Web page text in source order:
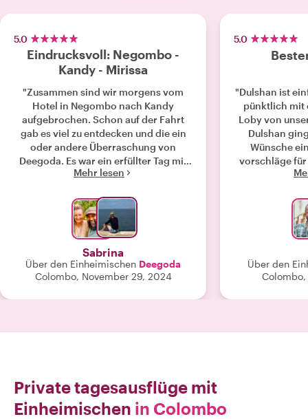
5.0
Eindrucksvoll: Negombo -
Kandy - Mirissa
"Zusammen sind wir morgens vom
Hotel in Negombo nach Kandy
aufgebrochen. Schon auf der Fahrt
gab es viel zu entdecken und die ein
oder andere Überraschung von
Deegoda. Es war ein erfüllter Tag mit
schönen Gespräche, vielen
Abend hat uns der Fahrer trotz
schwieriger Wetterverhältnisse
wohlbehütet in unser Hotel nach
Mirissa gebracht. "
Mehr lesen
Sabrina
Über den Einheimischen Deegoda
Colombo, November 29, 2024
5.0
"Dulshan ist
pünktlich mit
Loby von
Dulshan
Wünsche
vorschläge
waren somit
Aufschlag. Leider haben wir die
Abfahrtszeit
beste
waren erst um
sehr
Insidertips
Speisen (keine
mit seiner
Über den
Colombo,
Private tagesausflüge mit
Einheimischen in Colombo